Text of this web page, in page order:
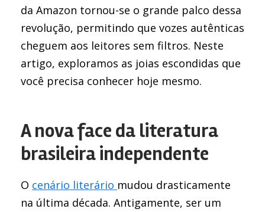
da Amazon tornou-se o grande palco dessa
revolução, permitindo que vozes autênticas
cheguem aos leitores sem filtros. Neste
artigo, exploramos as joias escondidas que
você precisa conhecer hoje mesmo.
A nova face da literatura
brasileira independente
O cenário literário mudou drasticamente
na última década. Antigamente, ser um